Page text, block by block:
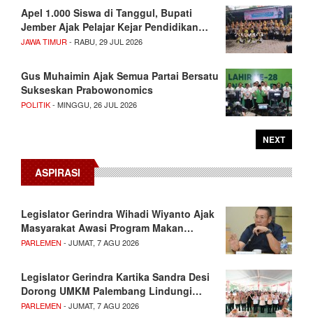
Apel 1.000 Siswa di Tanggul, Bupati
Jember Ajak Pelajar Kejar Pendidikan…
JAWA TIMUR - RABU, 29 JUL 2026
Gus Muhaimin Ajak Semua Partai Bersatu
Sukseskan Prabowonomics
POLITIK- MINGGU, 26 JUL 2026
NEXT
ASPIRASI
Legislator Gerindra Wihadi Wiyanto Ajak
Masyarakat Awasi Program Makan…
PARLEMEN - JUMAT, 7 AGU 2026
Legislator Gerindra Kartika Sandra Desi
Dorong UMKM Palembang Lindungi…
PARLEMEN - JUMAT, 7 AGU 2026